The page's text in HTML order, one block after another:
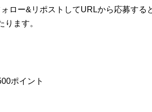
ォロー&リポストしてURLから応募す
ります。
ポイント